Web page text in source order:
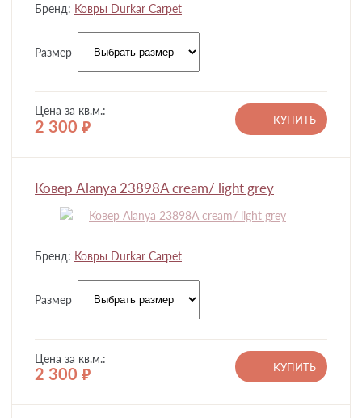
Бренд: Ковры Durkar Carpet
Размер
Цена за кв.м.:
2 300 руб.
КУПИТЬ
Ковер Alanya 23898A cream/ light grey
Бренд: Ковры Durkar Carpet
Размер
Цена за кв.м.:
2 300 руб.
КУПИТЬ